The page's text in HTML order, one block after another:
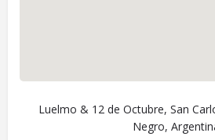
Luelmo & 12 de Octubre, San
Negro,